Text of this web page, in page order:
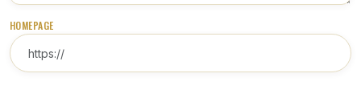
HOMEPAGE